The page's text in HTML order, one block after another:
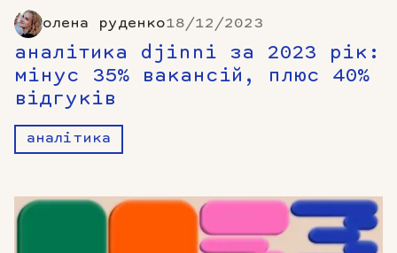
олена руденко18/12/2023
аналітика djinni за 2023 рік:
мінус 35% вакансій, плюс 40%
відгуків
аналітика